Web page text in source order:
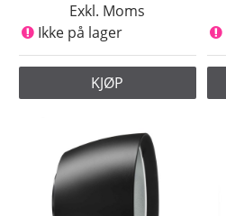
Exkl. Moms
Ikke på lager
KJØP